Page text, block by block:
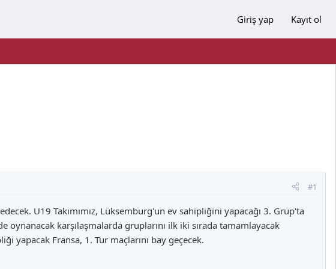
Giriş yap Kayıt ol
#1
U19 Takımımız, Lüksemburg'un ev sahipliğini yapacağı 3. Grup'ta
karşılaşmalarda gruplarını ilk iki sırada tamamlayacak
yapacak Fransa, 1. Tur maçlarını bay geçecek.